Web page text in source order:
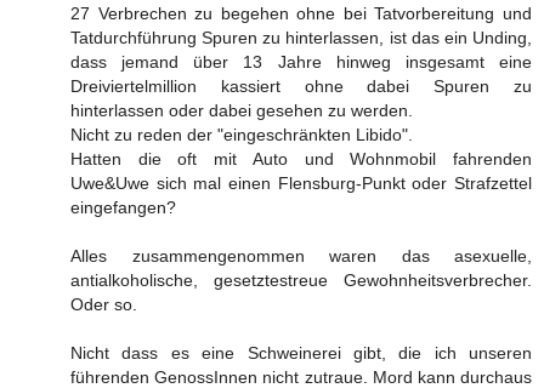
27 Verbrechen zu begehen ohne bei Tatvorbereitung und
Tatdurchführung Spuren zu hinterlassen, ist das ein Unding,
dass jemand über 13 Jahre hinweg insgesamt eine
Dreiviertelmillion kassiert ohne dabei Spuren zu
hinterlassen oder dabei gesehen zu werden.
Nicht zu reden der "eingeschränkten Libido".
Hatten die oft mit Auto und Wohnmobil fahrenden
Uwe&Uwe sich mal einen Flensburg-Punkt oder Strafzettel
eingefangen?
Alles zusammengenommen waren das asexuelle,
antialkoholische, gesetztestreue Gewohnheitsverbrecher.
Oder so.
Nicht dass es eine Schweinerei gibt, die ich unseren
führenden GenossInnen nicht zutraue. Mord kann durchaus